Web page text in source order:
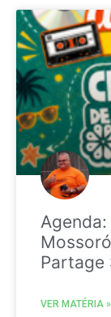
Partage
VER MATÉRIA »